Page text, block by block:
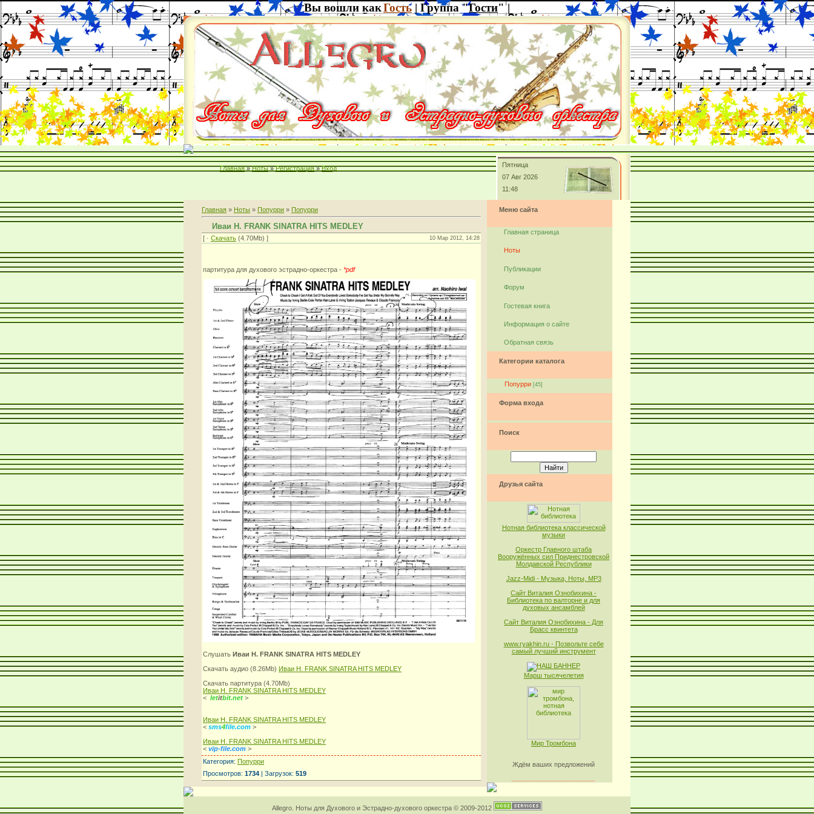
Вы вошли какГость | Группа "Гости" |
Главная » Ноты » Регистрация » Вход
Пятница
07 Авг 2026
11:48
Главная » Ноты » Попурри » Попурри
Иваи Н. FRANK SINATRA HITS MEDLEY
[ · Скачать (4.70Mb) ] 10 Мар 2012, 14:28
партитура для духового эстрадно-оркестра - *pdf
Слушать Иваи Н. FRANK SINATRA HITS MEDLEY
Скачать аудио (8.26Mb) Иваи Н. FRANK SINATRA HITS MEDLEY
Скачать партитура (4.70Mb)
Иваи Н. FRANK SINATRA HITS MEDLEY
< letitbit.net >
Иваи Н. FRANK SINATRA HITS MEDLEY
< sms4file.com >
Иваи Н. FRANK SINATRA HITS MEDLEY
< vip-file.com >
Категория: Попурри
Просмотров: 1734 | Загрузок: 519
Меню сайта
Главная страница
Ноты
Публикации
Форум
Гостевая книга
Информация о сайте
Обратная связь
Категории каталога
Попурри [45]
Форма входа
Поиск
Друзья сайта
Нотная библиотека классической
музыки
Оркестр Главного штаба
Вооружённых сил Приднестровской
Молдавской Республики
Jazz-Midi - Музыка, Ноты, MP3
Сайт Виталия Ознобихина -
Библиотека по валторне и для
духовых ансамблей
Сайт Виталия Ознобихина - Для
Брасс квинтета
www.ryakhin.ru - Позвольте себе
самый лучший инструмент
Марш тысячелетия
Мир Тромбона
Ждём ваших предложений
Allegro. Ноты для Духового и Эстрадно-духового оркестра © 2009-2012